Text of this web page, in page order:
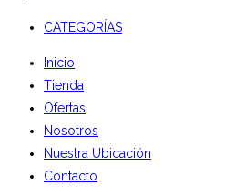
CATEGORÍAS
Inicio
Tienda
Ofertas
Nosotros
Nuestra Ubicación
Contacto